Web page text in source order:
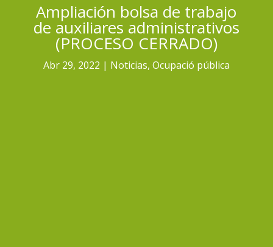
Ampliación bolsa de trabajo
de auxiliares administrativos
(PROCESO CERRADO)
Abr 29, 2022 Noticias, Ocupació pública